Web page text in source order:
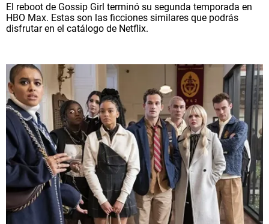
El reboot de Gossip Girl terminó su segunda temporada en
HBO Max. Estas son las ficciones similares que podrás
disfrutar en el catálogo de Netflix.